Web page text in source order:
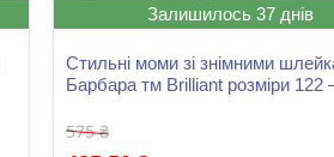
Залишилось 37 днів
Стильні моми зі знімними
Барбара тм Brilliant розміри
575 ₴